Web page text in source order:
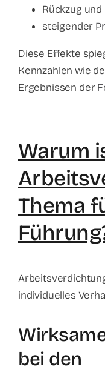
Rückzug
steigender
Diese Effekte
Kennzahlen wie
Ergebnissen der
Warum
Thema
individuelles
bei den